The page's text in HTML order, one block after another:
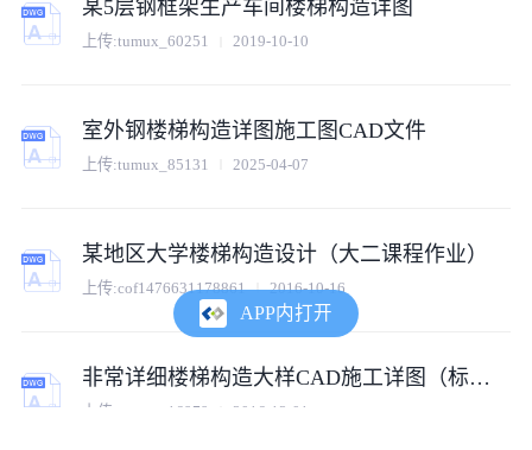
某5层钢框架生产车间楼梯构造详图
上传:tumux_60251 2019-10-10
室外钢楼梯构造详图施工图CAD文件
上传:tumux_85131 2025-04-07
某地区大学楼梯构造设计（大二课程作业）
上传:cof1476631178861 2016-10-16
非常详细楼梯构造大样CAD施工详图（标注齐全）
上传: tumux_16979 2016-12-01
APP内打开